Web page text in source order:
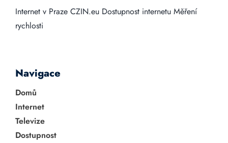
Internet v Praze CZIN.eu Dostupnost internetu Měření
rychlosti
Navigace
Domů
Internet
Televize
Dostupnost